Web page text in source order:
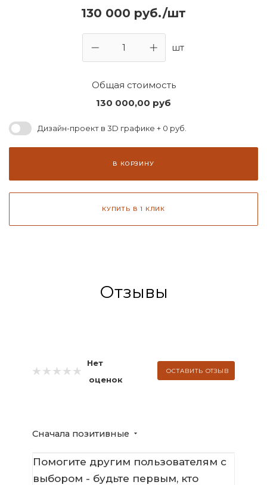
130 000 руб./шт
шт
Общая стоимость
130 000,00 руб
Дизайн-проект в 3D графике + 0 руб.
В КОРЗИНУ
КУПИТЬ В 1 КЛИК
Отзывы
Нет
оценок
ОСТАВИТЬ ОТЗЫВ
Сначала позитивные
Помогите другим пользователям с
выбором - будьте первым, кто